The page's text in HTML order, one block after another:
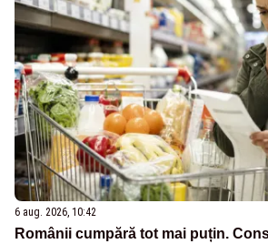
6 aug. 2026, 10:42
Românii cumpără tot mai puțin.